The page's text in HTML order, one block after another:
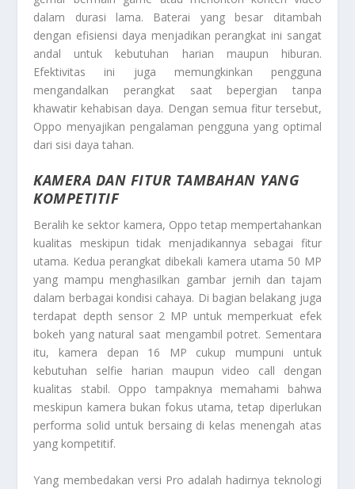
dalam durasi lama. Baterai yang besar ditambah
dengan efisiensi daya menjadikan perangkat ini sangat
andal untuk kebutuhan harian maupun hiburan.
Efektivitas ini juga memungkinkan pengguna
mengandalkan perangkat saat bepergian tanpa
khawatir kehabisan daya. Dengan semua fitur tersebut,
Oppo menyajikan pengalaman pengguna yang optimal
dari sisi daya tahan.
KAMERA DAN FITUR TAMBAHAN YANG
KOMPETITIF
Beralih ke sektor kamera, Oppo tetap mempertahankan
kualitas meskipun tidak menjadikannya sebagai fitur
utama. Kedua perangkat dibekali kamera utama 50 MP
yang mampu menghasilkan gambar jernih dan tajam
dalam berbagai kondisi cahaya. Di bagian belakang juga
terdapat depth sensor 2 MP untuk memperkuat efek
bokeh yang natural saat mengambil potret. Sementara
itu, kamera depan 16 MP cukup mumpuni untuk
kebutuhan selfie harian maupun video call dengan
kualitas stabil. Oppo tampaknya memahami bahwa
meskipun kamera bukan fokus utama, tetap diperlukan
performa solid untuk bersaing di kelas menengah atas
yang kompetitif.
Yang membedakan versi Pro adalah hadirnya teknologi